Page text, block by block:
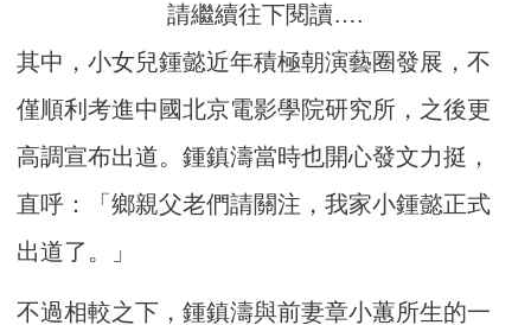
請繼續往下閱讀….
其中，小女兒鍾懿近年積極朝演藝圈發展，不
僅順利考進中國北京電影學院研究所，之後更
高調宣布出道。鍾鎮濤當時也開心發文力挺，
直呼：「鄉親父老們請關注，我家小鍾懿正式
出道了。」
不過相較之下，鍾鎮濤與前妻章小蕙所生的一